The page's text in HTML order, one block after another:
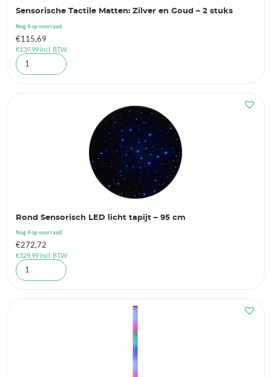
Sensorische Tactile Matten: Zilver en Goud – 2 stuks
Nog 4 op voorraad.
€115,69
€139,99incl. BTW
Rond Sensorisch LED licht tapijt – 95 cm
Nog 4 op voorraad.
€272,72
€329,99incl. BTW